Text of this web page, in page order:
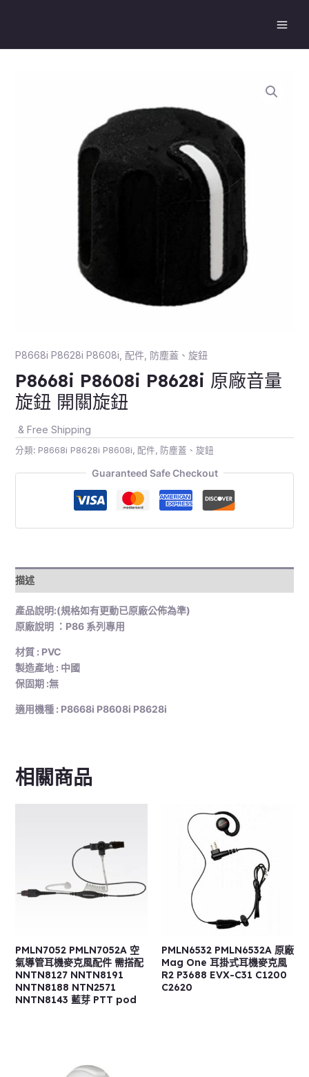
P8668i P8628i P8608i 配件, 防塵蓋、旋鈕
P8668i P8608i P8628i 原廠音量
旋鈕 開關旋鈕
& Free Shipping
分類: P8668i P8628i P8608i , 配件 , 防塵蓋、旋鈕
Guaranteed Safe Checkout
描述
產品說明:(規格如有更動已原廠公佈為準)
原廠說明 ：P86 系列專用
材質 : PVC
製造產地 : 中國
保固期 :無
適用機種 : P8668i P8608i P8628i
相關商品
PMLN7052 PMLN7052A 空
氣導管耳機麥克風配件 需搭配
NNTN8127 NNTN8191
NNTN8188 NTN2571
NNTN8143 藍芽 PTT pod
PMLN6532 PMLN6532A 原廠
Mag One 耳掛式耳機麥克風
R2 P3688 EVX-C31 C1200
C2620